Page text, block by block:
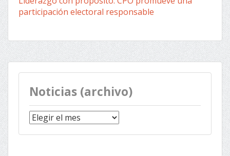
participación electoral responsable
Noticias (archivo)
Noticias
(archivo)